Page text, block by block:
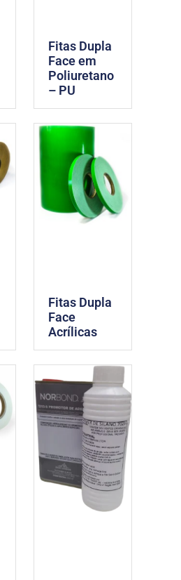
Fitas Dupla
Face em
Poliuretano
– PU
Fitas Dupla
Face
Acrílicas